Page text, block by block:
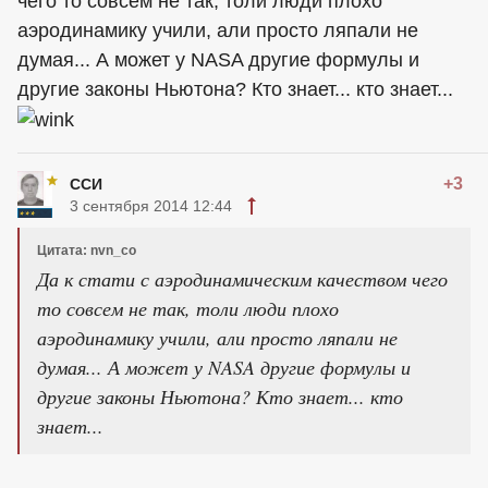
аэродинамику учили, али просто ляпали не
думая... А может у NASA другие формулы и
другие законы Ньютона? Кто знает... кто знает...
ССИ +3
3 сентября 2014 12:44
Цитата: nvn_co
Да к стати с аэродинамическим качеством чего
то совсем не так, толи люди плохо
аэродинамику учили, али просто ляпали не
думая... А может у NASA другие формулы и
другие законы Ньютона? Кто знает... кто
знает...